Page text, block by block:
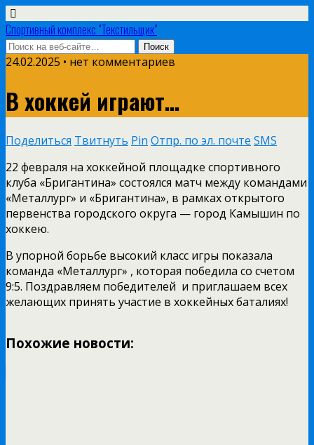
Спортивный комплекс "Текстильщик"
24.02.2025 • нет комментариев
В хоккей играют…
Поделиться Твитнуть Pin Отпр. по эл. почте SMS
22 февраля на хоккейной площадке спортивного
клуба «Бригантина» состоялся матч между командами
«Металлург» и «Бригантина», в рамках открытого
первенства городского округа — город Камышин по
хоккею.
В упорной борьбе высокий класс игры показала
команда «Металлург» , которая победила со счетом
9:5. Поздравляем победителей и приглашаем всех
желающих принять участие в хоккейных баталиях!
Похожие новости: